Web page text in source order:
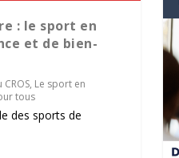
: le sport en
et de bien-
, Le sport en
tous
des sports de